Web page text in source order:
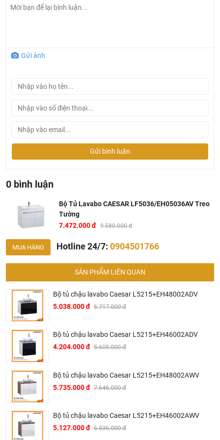
Hãng sản xuất: CAESAR
Gửi ảnh
Gửi bình luận
0 bình luận
Bộ Tủ Lavabo CAESAR LF5036/EH05036AV Treo
Tường
7.472.000 đ
9.580.000 đ
MUA HÀNG Hotline 24/7: 0904501766
SẢN PHẨM LIÊN QUAN
Bộ tủ chậu lavabo Caesar L5215+EH48002ADV
5.038.000 đ 6.717.000 đ
Bộ tủ chậu lavabo Caesar L5215+EH46002ADV
4.204.000 đ 5.605.000 đ
Bộ tủ chậu lavabo Caesar L5215+EH48002AWV
5.735.000 đ 7.646.000 đ
Bộ tủ chậu lavabo Caesar L5215+EH46002AWV
5.127.000 đ 6.836.000 đ